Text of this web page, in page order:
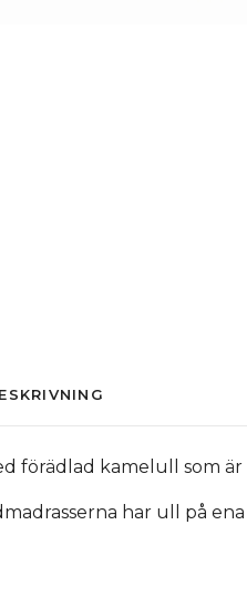
förädlad kamelull som
har ull på